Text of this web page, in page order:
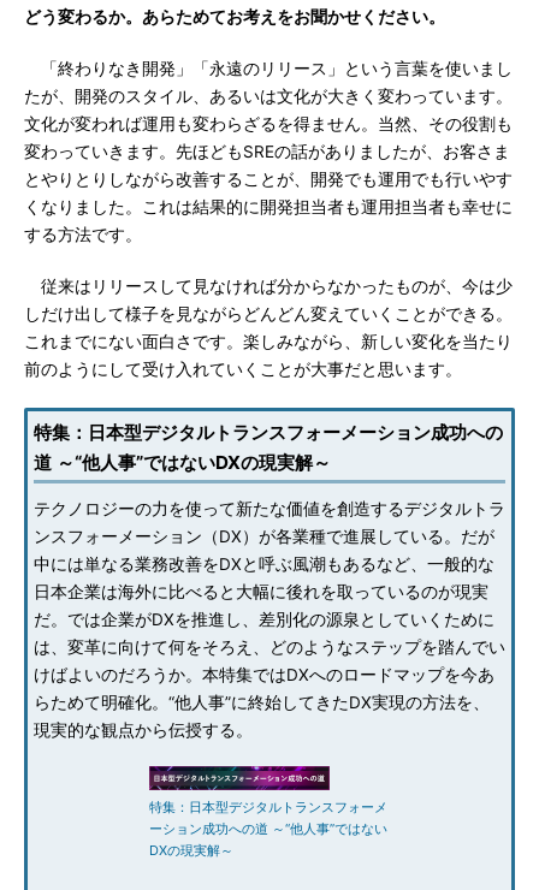
どう変わるか。あらためてお考えをお聞かせください。
「終わりなき開発」「永遠のリリース」という言葉を使いまし
たが、開発のスタイル、あるいは文化が大きく変わっています。
文化が変われば運用も変わらざるを得ません。当然、その役割も
変わっていきます。先ほどもSREの話がありましたが、お客さま
とやりとりしながら改善することが、開発でも運用でも行いやす
くなりました。これは結果的に開発担当者も運用担当者も幸せに
する方法です。
従来はリリースして見なければ分からなかったものが、今は少
しだけ出して様子を見ながらどんどん変えていくことができる。
これまでにない面白さです。楽しみながら、新しい変化を当たり
前のようにして受け入れていくことが大事だと思います。
特集：日本型デジタルトランスフォーメーション成功への
道 ～“他人事”ではないDXの現実解～
テクノロジーの力を使って新たな価値を創造するデジタルトラ
ンスフォーメーション（DX）が各業種で進展している。だが
中には単なる業務改善をDXと呼ぶ風潮もあるなど、一般的な
日本企業は海外に比べると大幅に後れを取っているのが現実
だ。では企業がDXを推進し、差別化の源泉としていくために
は、変革に向けて何をそろえ、どのようなステップを踏んでい
けばよいのだろうか。本特集ではDXへのロードマップを今あ
らためて明確化。“他人事”に終始してきたDX実現の方法を、
現実的な観点から伝授する。
特集：日本型デジタルトランスフォーメ
ーション成功への道 ～“他人事”ではない
DXの現実解～